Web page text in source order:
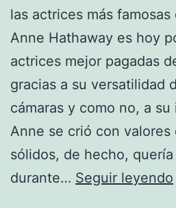
las actrices más
Anne Hathaway es hoy
actrices mejor pagadas
gracias a su versatilidad
cámaras y como no, a
Anne se crió con valores
sólidos, de hecho,
durante… Seguir leyendo